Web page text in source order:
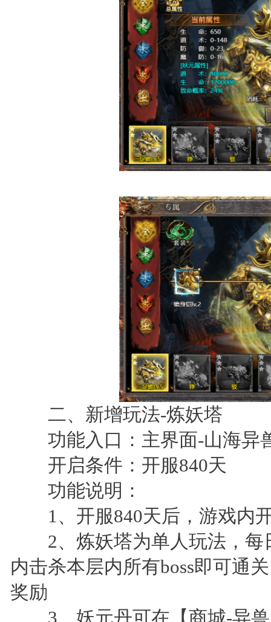
二、新增玩法-炼妖塔
功能入口：主界面-山海异
开启条件：开服840天
功能说明：
1、开服840天后，游戏内
2、炼妖塔为单人玩法，每
内击杀本层内所有boss即可通
奖励
3、妖元丹可在【商城-异兽